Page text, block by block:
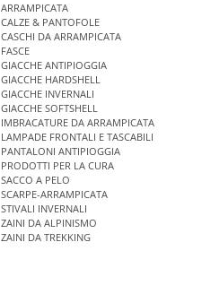
ARRAMPICATA
CALZE & PANTOFOLE
CASCHI DA ARRAMPICATA
FASCE
GIACCHE ANTIPIOGGIA
GIACCHE HARDSHELL
GIACCHE INVERNALI
GIACCHE SOFTSHELL
IMBRACATURE DA ARRAMPICATA
LAMPADE FRONTALI E TASCABILI
PANTALONI ANTIPIOGGIA
PRODOTTI PER LA CURA
SACCO A PELO
SCARPE-ARRAMPICATA
STIVALI INVERNALI
ZAINI DA ALPINISMO
ZAINI DA TREKKING